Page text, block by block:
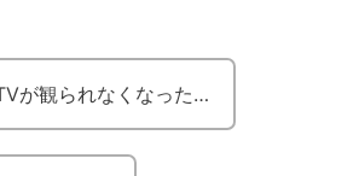
が観られなくなった…